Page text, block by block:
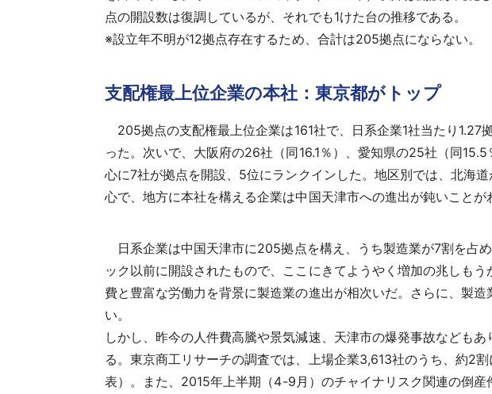
点の開設数は復調しているが、それでも1けた台の推移である。
※設立年不明が12拠点存在するため、合計は205拠点にならない。
支配権最上位企業の本社：東京都がトップ
205拠点の支配権最上位企業は161社で、日系企業1社当たり
った。次いで、大阪府の26社（同16.1％）、愛知県の25社（同
心に7社が拠点を開設、5位にランクインした。地区別では、北海
心で、地方に本社を構える企業は中国天津市への進出が鈍いことが
日系企業は中国天津市に205拠点を構え、うち製造業が7割を占
ック以前に開設されたもので、ここにきてようやく増加の兆しも
費と豊富な労働力を背景に製造業の進出が相次いだ。さらに、製
い。
しかし、昨今の人件費高騰や景気減速、天津市の爆発事故なども
る。東京商工リサーチの調査では、上場企業3,613社のうち、約2
表）。また、2015年上半期（4-9月）のチャイナリスク関連の倒